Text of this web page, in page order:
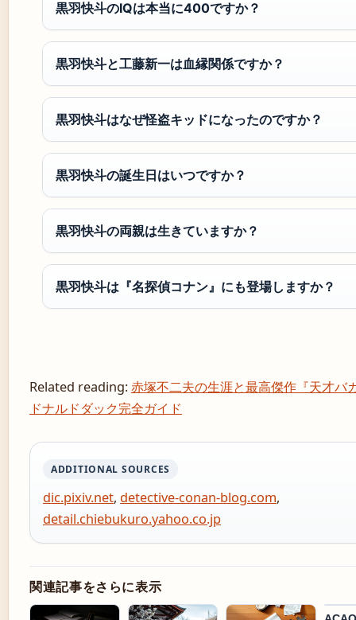
黒羽快斗のIQは本当に400ですか？
黒羽快斗と工藤新一は血縁関係ですか？
黒羽快斗はなぜ怪盗キッドになったのですか？
黒羽快斗の誕生日はいつですか？
黒羽快斗の両親は生きていますか？
黒羽快斗は『名探偵コナン』にも登場しますか？
Related reading:赤塚不二夫の生涯と最高傑作『天才バ
ドナルドダック完全ガイド
ADDITIONAL SOURCES
dic.pixiv.net, detective-conan-blog.com,
detail.chiebukuro.yahoo.co.jp
関連記事をさらに表示